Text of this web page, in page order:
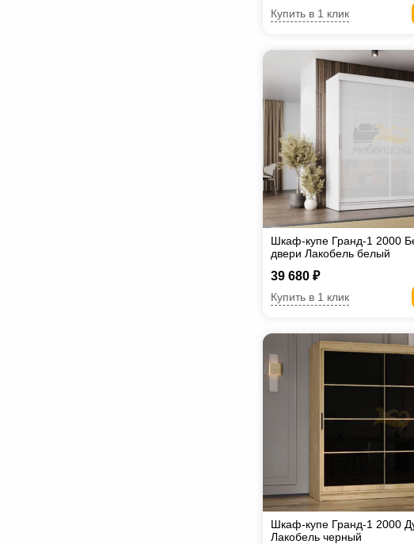
Купить в 1 клик
Шкаф-купе Гранд-1 2000
двери Лакобель белый
39 680 ₽
Купить в 1 клик
Шкаф-купе Гранд-1 2000
Лакобель черный